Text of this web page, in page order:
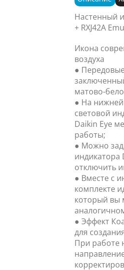
Настенный
+ RXJ42A
Икона
воздуха
●
матово-
● На
световой
Daikin Eye
работы;
● Можно
индикатора
отключить
● Вместе с
комплекте
который вы
● Эффект
для
При работе